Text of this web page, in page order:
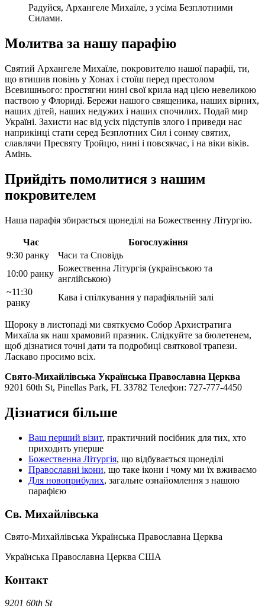
Радуйся, Архангеле Михаїле, з усіма Безплотними
Силами.
Молитва за нашу парафію
Святий Архангеле Михаїле, покровителю нашої парафії, ти,
що втишив повінь у Хонах і стоїш перед престолом
Всевишнього: простягни нині свої крила над цією невеликою
паствою у Флориді. Бережи нашого священика, наших вірних,
наших дітей, наших недужих і наших спочилих. Подай мир
Україні. Захисти нас від усіх підступів злого і приведи нас
наприкінці стати серед Безплотних Сил і сонму святих,
славлячи Пресвяту Тройцю, нині і повсякчас, і на віки віків.
Амінь.
Прийдіть помолитися з нашим
покровителем
Наша парафія збирається щонеділі на Божественну Літургію.
Час
Богослужіння
9:30 ранку
Часи та Сповідь
10:00 ранку
Божественна Літургія (українською та
англійською)
~11:30
ранку
Кава і спілкування у парафіяльній залі
Щороку в листопаді ми святкуємо Собор Архистратига
Михаїла як наш храмовий празник. Слідкуйте за бюлетенем,
щоб дізнатися точні дати та подробиці святкової трапези.
Ласкаво просимо всіх.
Свято-Михайлівська Українська Православна Церква
9201 60th St, Pinellas Park, FL 33782 Телефон: 727-777-4450
Дізнатися більше
Ваш перший візит, практичний посібник для тих, хто
приходить уперше
Божественна Літургія, що відбувається щонеділі
Православні ікони, що таке ікони і чому ми їх вживаємо
Для новоприбулих, загальне ознайомлення з нашою
парафією
Св. Михайлівська
Свято-Михайлівська Українська Православна Церква
Українська Православна Церква США
Контакт
9201 60th St